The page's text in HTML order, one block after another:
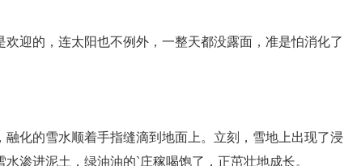
迎的，连太阳也不例外，一整天都没露面，准是怕消化了
化的雪水顺着手指缝滴到地面上。立刻，雪地上出现了浸
渗进泥土，绿油油的`庄稼喝饱了，正茁壮地成长。